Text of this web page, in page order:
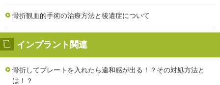
骨折観血的手術の治療方法と後遺症について
インプラント関連
骨折してプレートを入れたら違和感が出る！？その対処方法と
は！？